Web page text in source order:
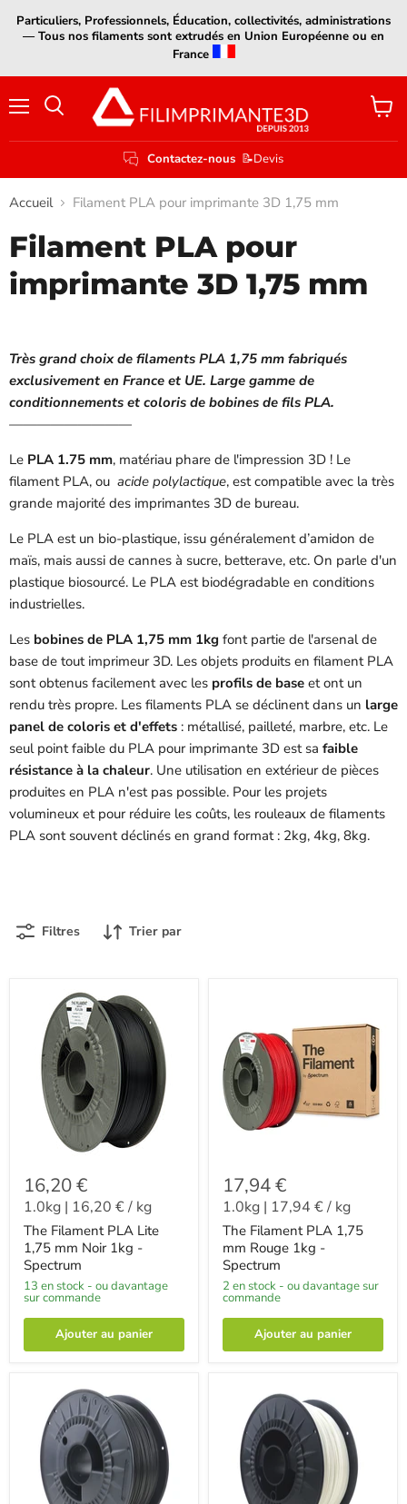
Particuliers, Professionnels, Éducation, collectivités, administrations
— Tous nos filaments sont extrudés en Union Européenne ou en
France
Contactez-nous 📝Devis
Voir
le
Accueil Filament PLA pour imprimante 3D 1,75 mm
Filament PLA pour
imprimante 3D 1,75 mm
Très grand choix de filaments PLA 1,75 mm fabriqués
exclusivement en France et UE. Large gamme de
conditionnements et coloris de bobines de fils PLA.
—————————
Le PLA 1.75 mm, matériau phare de l'impression 3D ! Le
filament PLA, ou acide polylactique, est compatible avec la très
grande majorité des imprimantes 3D de bureau.
Le PLA est un bio-plastique, issu généralement d’amidon de
maïs, mais aussi de cannes à sucre, betterave, etc. On parle d'un
plastique biosourcé. Le PLA est biodégradable en conditions
industrielles.
Les bobines de PLA 1,75 mm 1kg font partie de l'arsenal de
base de tout imprimeur 3D. Les objets produits en filament PLA
sont obtenus facilement avec les profils de base et ont un
rendu très propre. Les filaments PLA se déclinent dans un large
panel de coloris et d'effets : métallisé, pailleté, marbre, etc. Le
seul point faible du PLA pour imprimante 3D est sa faible
résistance à la chaleur. Une utilisation en extérieur de pièces
produites en PLA n'est pas possible. Pour les projets
volumineux et pour réduire les coûts, les rouleaux de filaments
PLA sont souvent déclinés en grand format : 2kg, 4kg, 8kg.
Filtres Trier par
16,20 €
1.0kg | 16,20 €/ kg
The Filament PLA Lite
1,75 mm Noir 1kg -
Spectrum
13 en stock - ou davantage
sur commande
Ajouter au panier
17,94 €
1.0kg | 17,94 €/ kg
The Filament PLA 1,75
mm Rouge 1kg -
Spectrum
2 en stock - ou davantage sur
commande
Ajouter au panier